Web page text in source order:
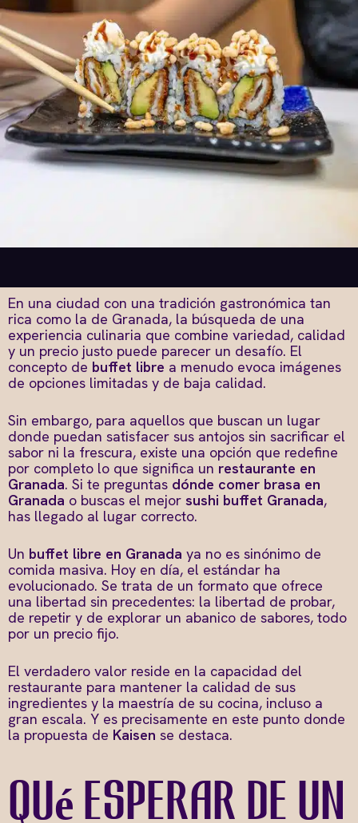
En una ciudad con una tradición gastronómica tan
rica como la de Granada, la búsqueda de una
experiencia culinaria que combine variedad, calidad
y un precio justo puede parecer un desafío. El
concepto de buffet libre a menudo evoca imágenes
de opciones limitadas y de baja calidad.
Sin embargo, para aquellos que buscan un lugar
donde puedan satisfacer sus antojos sin sacrificar el
sabor ni la frescura, existe una opción que redefine
por completo lo que significa un restaurante en
Granada. Si te preguntas dónde comer brasa en
Granada o buscas el mejor sushi buffet Granada,
has llegado al lugar correcto.
Un buffet libre en Granada ya no es sinónimo de
comida masiva. Hoy en día, el estándar ha
evolucionado. Se trata de un formato que ofrece
una libertad sin precedentes: la libertad de probar,
de repetir y de explorar un abanico de sabores, todo
por un precio fijo.
El verdadero valor reside en la capacidad del
restaurante para mantener la calidad de sus
ingredientes y la maestría de su cocina, incluso a
gran escala. Y es precisamente en este punto donde
la propuesta de Kaisen se destaca.
Qué esperar de un